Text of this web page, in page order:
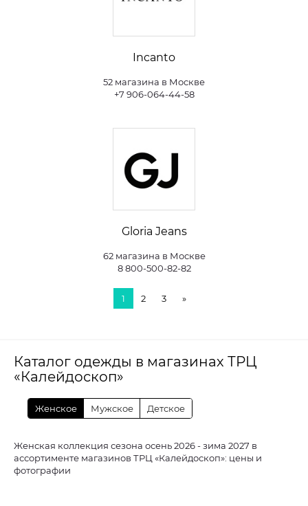
Incanto
52 магазина в Москве
+7 906-064-44-58
Gloria Jeans
62 магазина в Москве
8 800-500-82-82
1 2 3 »
Каталог одежды в магазинах ТРЦ
«Калейдоскоп»
Женское Мужское Детское
Женская коллекция сезона осень 2026 - зима 2027 в
ассортименте магазинов ТРЦ «Калейдоскоп»: цены и
фотографии